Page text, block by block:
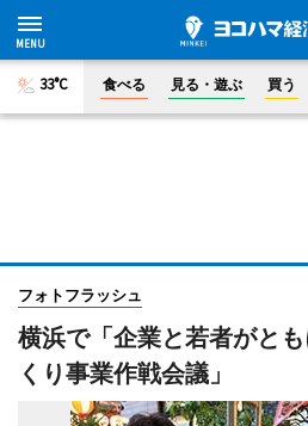
33°C 食べる 見る・遊ぶ 買う
フォトフラッシュ
横浜で「企業と若者がと
くり事業作戦会議」